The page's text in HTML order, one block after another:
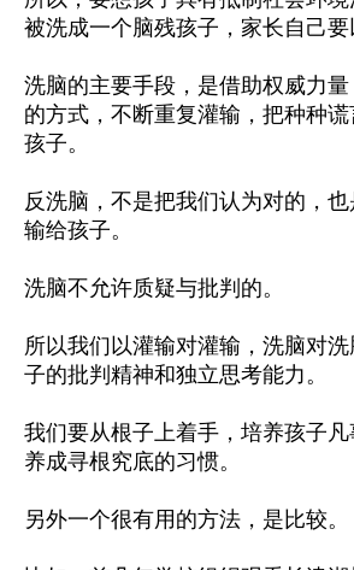
被洗成一个脑残孩子，家长自己要
洗脑的主要手段，是借助权威力
的方式，不断重复灌输，把种种
孩子。
反洗脑，不是把我们认为对的，
输给孩子。
洗脑不允许质疑与批判的。
所以我们以灌输对灌输，洗脑对
子的批判精神和独立思考能力。
我们要从根子上着手，培养孩子凡
养成寻根究底的习惯。
另外一个很有用的方法，是比较。